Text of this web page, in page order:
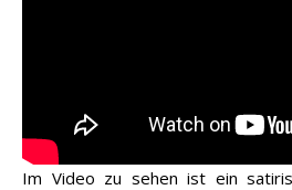
Im Video zu sehen ist ein satirischer Beitrag der KuK,